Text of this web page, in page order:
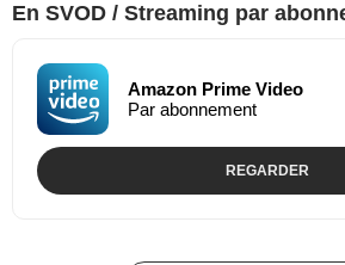
En SVOD / Streaming par
Amazon Prime Video
Par abonnement
REGARDER